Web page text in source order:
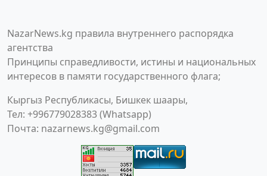
NazarNews.kg правила внутреннего распорядка
агентства
Принципы справедливости, истины и национальных
интересов в памяти государственного флага;
Кыргыз Республикасы, Бишкек шаары,
Тел: +996779028383 (Whatsapp)
Почта: nazarnews.kg@gmail.com